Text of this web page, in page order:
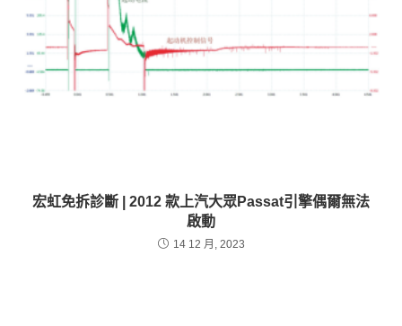
宏虹免拆診斷 | 2012 款上汽大眾Passat引擎偶爾無法
啟動
14 12 月, 2023